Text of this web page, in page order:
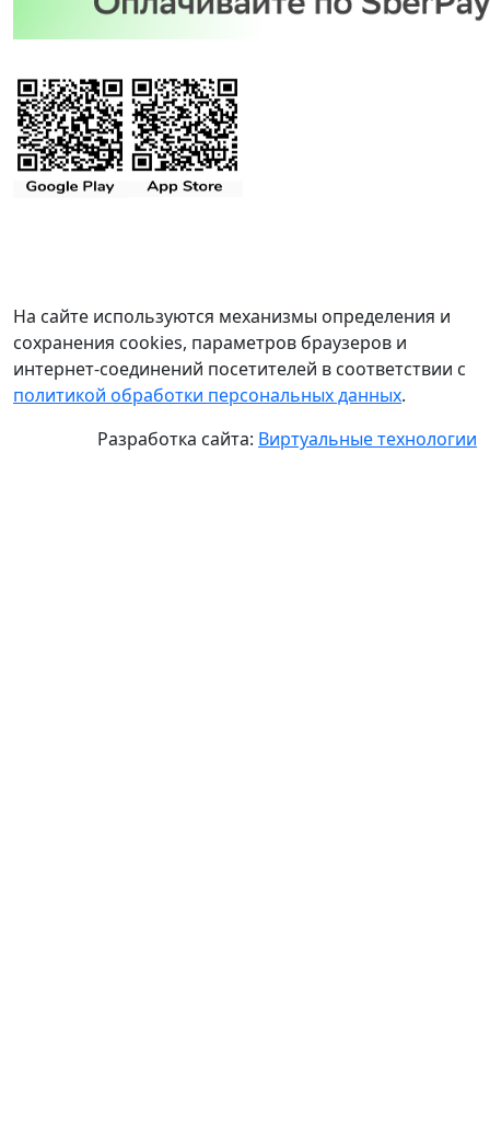
На сайте используются механизмы определения и
сохранения cookies, параметров браузеров и
интернет-соединений посетителей в соответствии с
политикой обработки персональных данных.
Разработка сайта: Виртуальные технологии